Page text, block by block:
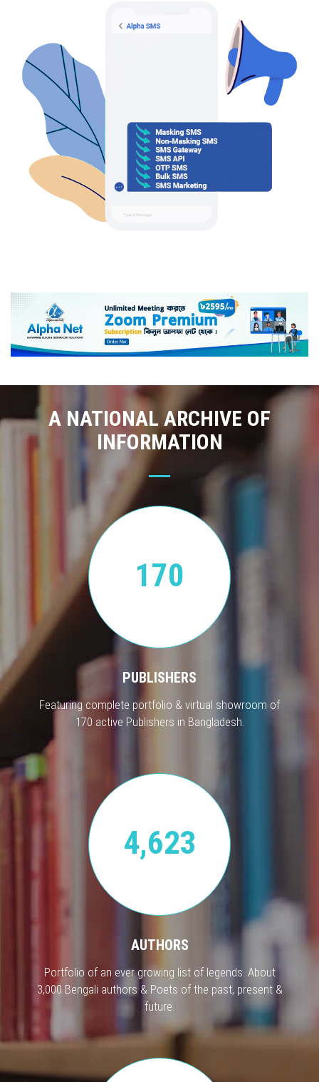
A NATIONAL ARCHIVE OF
INFORMATION
170
PUBLISHERS
Featuring complete portfolio & virtual showroom of
170 active Publishers in Bangladesh.
4,623
AUTHORS
Portfolio of an ever growing list of legends. About
3,000 Bengali authors & Poets of the past, present &
future.